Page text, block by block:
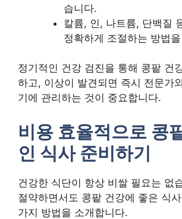
습니다.
칼륨, 인, 나트륨, 단백질
정확하게 조절하는 방법
정기적인 건강 검진을 통해 콩팥 건
하고, 이상이 발견되면 즉시 전문가
기에 관리하는 것이 중요합니다.
비용 효율적으로 콩
인 식사 준비하기
건강한 식단이 항상 비쌀 필요는 없
절약하면서도 콩팥 건강에 좋은 식
가지 방법을 소개합니다.